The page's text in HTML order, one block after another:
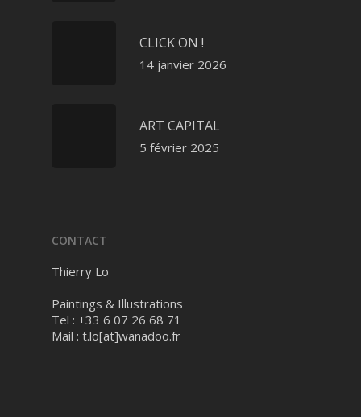
CLICK ON !
14 janvier 2026
ART CAPITAL
5 février 2025
CONTACT
Thierry Lo
Paintings & Illustrations
Tel : +33 6 07 26 68 71
Mail : t.lo[at]wanadoo.fr